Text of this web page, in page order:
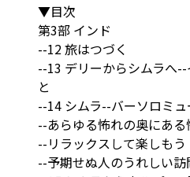
▼目次
第3部 インド
--12 旅はつづく
--13 デリーからシムラへ
と
--14 シムラ--バーソロミ
--あらゆる怖れの奥にある
--リラックスして楽しもう
--予期せぬ人のうれしい訪